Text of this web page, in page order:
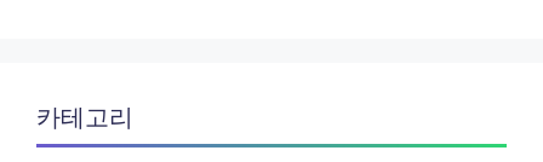
카테고리